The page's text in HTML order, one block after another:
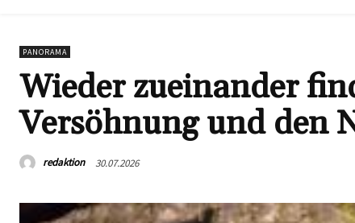
PANORAMA
Wieder zueinander
Versöhnung und den
redaktion 30.07.2026